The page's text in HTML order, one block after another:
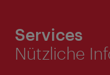
Services
Nützliche